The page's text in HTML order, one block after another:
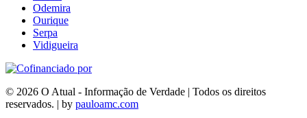
Odemira
Ourique
Serpa
Vidigueira
© 2026 O Atual - Informação de Verdade | Todos os direitos
reservados. | by pauloamc.com